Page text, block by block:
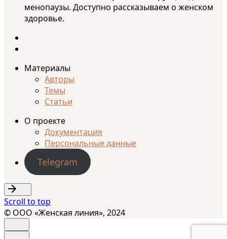
менопаузы. Доступно рассказываем о женском
здоровье.
Материалы
Авторы
Темы
Статьи
О проекте
Документация
Персональные данные
Telegram
Scroll to top
© ООО «Женская линия», 2024